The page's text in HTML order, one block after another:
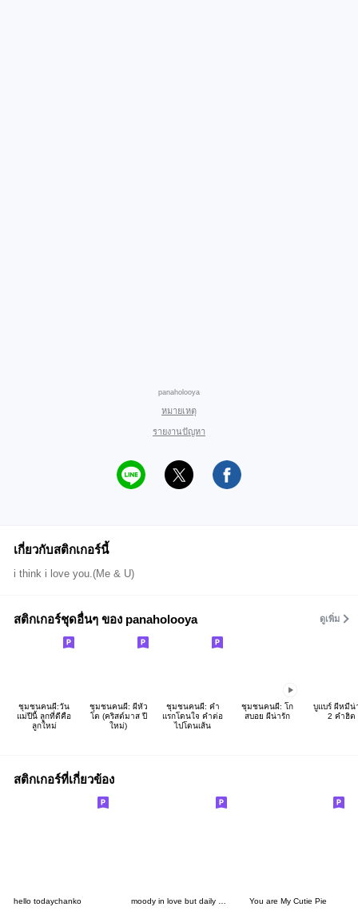
panaholooya
หมายเหตุ
รายงานปัญหา
เกี่ยวกับสติกเกอร์นี้
i think i love you.(Me & U)
สติกเกอร์ชุดอื่นๆ ของ panaholooya ดูเพิ่ม
ชุมชนคนผี:วัน
แม่ปีนี้ ลูกที่ดีคือ
ลูกใหม่
ชุมชนคนผี: ผีหัว
โต (คริสต์มาส ปี
ใหม่)
ชุมชนคนผี: คำ
แรกโดนใจ คำต่อ
ไปโดนเส้น
ชุมชนคนผี: โก
สบอย ผีน่ารัก
บูแบร์ ผีหมีน่
2 คำฮิต
สติกเกอร์ที่เกี่ยวข้อง
hello todaychanko moody in love but daily life You are My Cutie Pie